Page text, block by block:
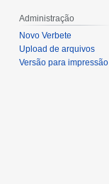
Administração
Novo Verbete
Upload de arquivos
Versão para impressão